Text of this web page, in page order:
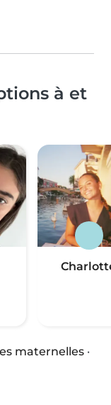
à et
maternelles ·